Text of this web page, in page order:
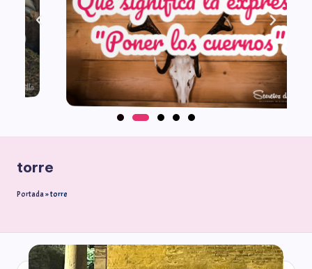
torre
Portada»torre